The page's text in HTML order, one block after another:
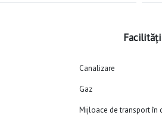
Facilități
Canalizare
Gaz
Mijloace de transport în